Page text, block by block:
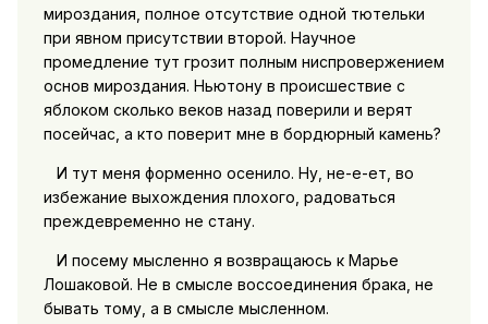
мироздания, полное отсутствие одной тютельки
при явном присутствии второй. Научное
промедление тут грозит полным ниспровержением
основ мироздания. Ньютону в происшествие с
яблоком сколько веков назад поверили и верят
посейчас, а кто поверит мне в бордюрный камень?
И тут меня форменно осенило. Ну, не-е-ет, во
избежание выхождения плохого, радоваться
преждевременно не стану.
И посему мысленно я возвращаюсь к Марье
Лошаковой. Не в смысле воссоединения брака, не
бывать тому, а в смысле мысленном.